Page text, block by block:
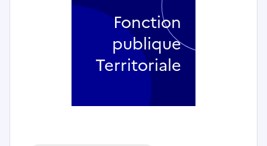
Fonction
publique
Territoriale